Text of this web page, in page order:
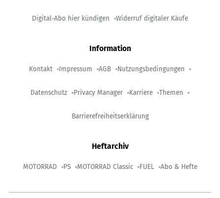
Digital-Abo hier kündigen Widerruf digitaler Käufe
Information
Kontakt Impressum AGB Nutzungsbedingungen
Datenschutz Privacy Manager Karriere Themen
Barrierefreiheitserklärung
Heftarchiv
MOTORRAD PS MOTORRAD Classic FUEL Abo & Hefte